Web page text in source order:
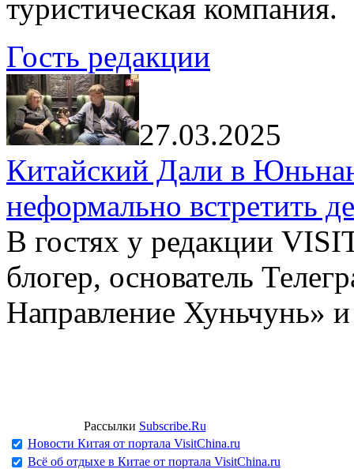
туристическая компания.
Гость редакции
27.03.2025
Китайский Дали в
неформально встретить
В гостях у редакции
блогер, основатель
Направление Хуньчунь»
Рассылки Subscribe.Ru
Новости Китая от портала VisitChina.ru
Всё об отдыхе в Китае от портала VisitChina.ru